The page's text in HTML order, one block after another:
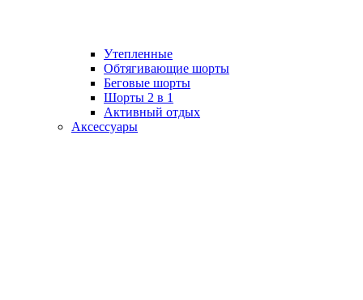
Утепленные
Обтягивающие шорты
Беговые шорты
Шорты 2 в 1
Активный отдых
Аксессуары